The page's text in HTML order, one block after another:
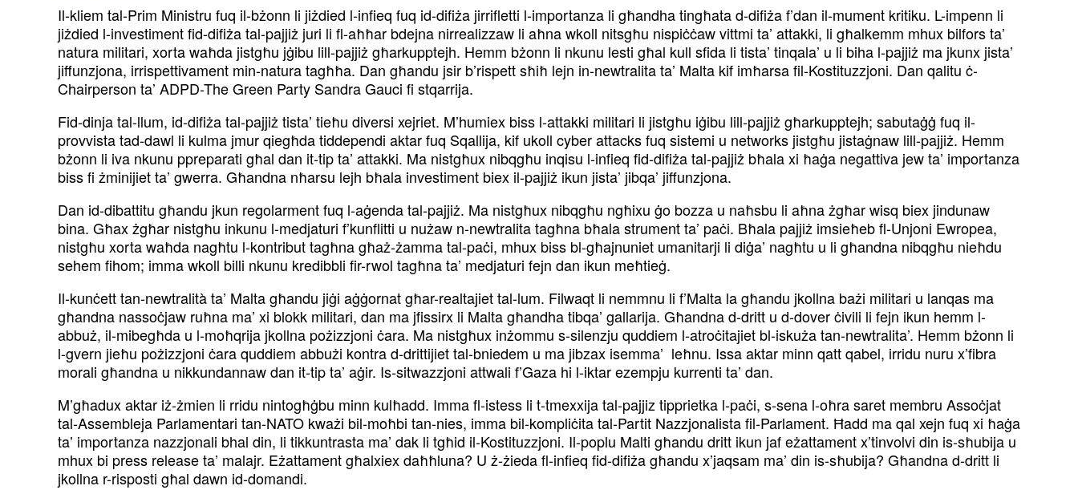
Il-kliem tal-Prim Ministru fuq il-bżonn li jiżdied l-infieq fuq id-difiża jirrifletti l-importanza li għandha tingħata d-difiża f’dan il-mument kritiku. L-impenn li
jiżdied l-investiment fid-difiża tal-pajjiż juri li fl-aħħar bdejna nirrealizzaw li aħna wkoll nitsgħu nispiċċaw vittmi ta’ attakki, li għalkemm mhux bilfors ta’
natura militari, xorta waħda jistgħu jġibu lill-pajjiż għarkupptejh. Hemm bżonn li nkunu lesti għal kull sfida li tista’ tinqala’ u li biha l-pajjiż ma jkunx jista’
jiffunzjona, irrispettivament min-natura tagħħa. Dan għandu jsir b’rispett sħiħ lejn in-newtralita ta’ Malta kif imħarsa fil-Kostituzzjoni. Dan qalitu ċ-
Chairperson ta’ ADPD-The Green Party Sandra Gauci fi stqarrija.
Fid-dinja tal-llum, id-difiża tal-pajjiż tista’ tieħu diversi xejriet. M’humiex biss l-attakki militari li jistgħu iġibu lill-pajjiż għarkupptejh; sabutaġġ fuq il-
provvista tad-dawl li kulma jmur qiegħda tiddependi aktar fuq Sqallija, kif ukoll cyber attacks fuq sistemi u networks jistgħu jistaġnaw lill-pajjiż. Hemm
bżonn li iva nkunu ppreparati għal dan it-tip ta’ attakki. Ma nistgħux nibqgħu inqisu l-infieq fid-difiża tal-pajjiż bħala xi ħaġa negattiva jew ta’ importanza
biss fi żminijiet ta’ gwerra. Għandna nħarsu lejh bħala investiment biex il-pajjiż ikun jista’ jibqa’ jiffunzjona.
Dan id-dibattitu għandu jkun regolarment fuq l-aġenda tal-pajjiż. Ma nistgħux nibqgħu ngħixu ġo bozza u naħsbu li aħna żgħar wisq biex jindunaw
bina. Għax żgħar nistgħu inkunu l-medjaturi f’kunflitti u nużaw n-newtralita tagħna bħala strument ta’ paċi. Bħala pajjiż imsieħeb fl-Unjoni Ewropea,
nistgħu xorta waħda nagħtu l-kontribut tagħna għaż-żamma tal-paċi, mhux biss bl-għajnuniet umanitarji li diġa’ nagħtu u li għandna nibqgħu nieħdu
sehem fihom; imma wkoll billi nkunu kredibbli fir-rwol tagħna ta’ medjaturi fejn dan ikun meħtieġ.
Il-kunċett tan-newtralità ta’ Malta għandu jiġi aġġornat għar-realtajiet tal-lum. Filwaqt li nemmnu li f’Malta la għandu jkollna bażi militari u lanqas ma
għandna nassoċjaw ruħna ma’ xi blokk militari, dan ma jfissirx li Malta għandha tibqa’ gallarija. Għandna d-dritt u d-dover ċivili li fejn ikun hemm l-
abbuż, il-mibegħda u l-moħqrija jkollna pożizzjoni ċara. Ma nistgħux inżommu s-silenzju quddiem l-atroċitajiet bl-iskuża tan-newtralita’. Hemm bżonn li
l-gvern jieħu pożizzjoni ċara quddiem abbużi kontra d-drittijiet tal-bniedem u ma jibzax isemma’ leħnu. Issa aktar minn qatt qabel, irridu nuru x’fibra
morali għandna u nikkundannaw dan it-tip ta’ aġir. Is-sitwazzjoni attwali f’Gaza hi l-iktar ezempju kurrenti ta’ dan.
M’għadux aktar iż-żmien li rridu nintogħġbu minn kulħadd. Imma fl-istess li t-tmexxija tal-pajjiz tipprietka l-paċi, s-sena l-oħra saret membru Assoċjat
tal-Assembleja Parlamentari tan-NATO kważi bil-moħbi tan-nies, imma bil-kompliċita tal-Partit Nazzjonalista fil-Parlament. Ħadd ma qal xejn fuq xi ħaġa
ta’ importanza nazzjonali bhal din, li tikkuntrasta ma’ dak li tgħid il-Kostituzzjoni. Il-poplu Malti għandu dritt ikun jaf eżattament x’tinvolvi din is-sħubija u
mhux bi press release ta’ malajr. Eżattament għalxiex daħħluna? U ż-żieda fl-infieq fid-difiża għandu x’jaqsam ma’ din is-sħubija? Għandna d-dritt li
jkollna r-risposti għal dawn id-domandi.